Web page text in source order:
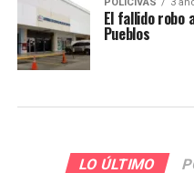
El fallido robo
Pueblos
LO ÚLTIMO